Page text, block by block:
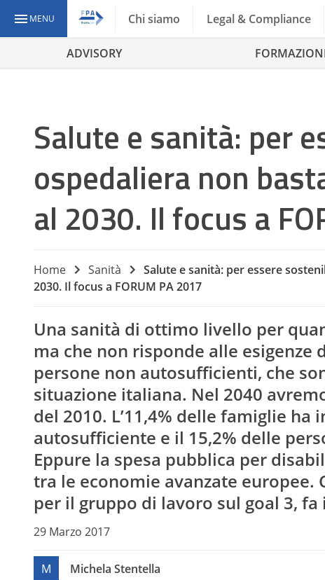
MENU Chi siamo Legal & Compliance
ADVISORY
Salute e sanità: per
ospedaliera non
al 2030. Il focus a
Home Sanità
Salute e sanità: per essere
2030. Il focus a FORUM PA 2017
Una sanità di ottimo livello per
ma che non risponde alle
persone non autosufficienti, che
situazione italiana. Nel 2040
del 2010. L’11,4% delle famiglie
autosufficiente e il 15,2% delle
Eppure la spesa pubblica per
tra le economie avanzate europee.
per il gruppo di lavoro sul goal 3, fa
29 Marzo 2017
M Michela Stentella